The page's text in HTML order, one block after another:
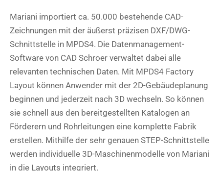
Mariani importiert ca. 50.000 bestehende CAD-
Zeichnungen mit der äußerst präzisen DXF/DWG-
Schnittstelle in MPDS4. Die Datenmanagement-
Software von CAD Schroer verwaltet dabei alle
relevanten technischen Daten. Mit MPDS4 Factory
Layout können Anwender mit der 2D-Gebäudeplanung
beginnen und jederzeit nach 3D wechseln. So können
sie schnell aus den bereitgestellten Katalogen an
Förderern und Rohrleitungen eine komplette Fabrik
erstellen. Mithilfe der sehr genauen STEP-Schnittstelle
werden individuelle 3D-Maschinenmodelle von Mariani
in die Layouts integriert.